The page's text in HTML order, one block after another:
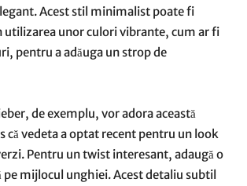
Acest stil minimalist poate fi
utilizarea unor culori vibrante, cum ar fi
pentru a adăuga un strop de
de exemplu, vor adora această
că vedeta a optat recent pentru un look
Pentru un twist interesant, adaugă o
pe mijlocul unghiei. Acest detaliu subtil